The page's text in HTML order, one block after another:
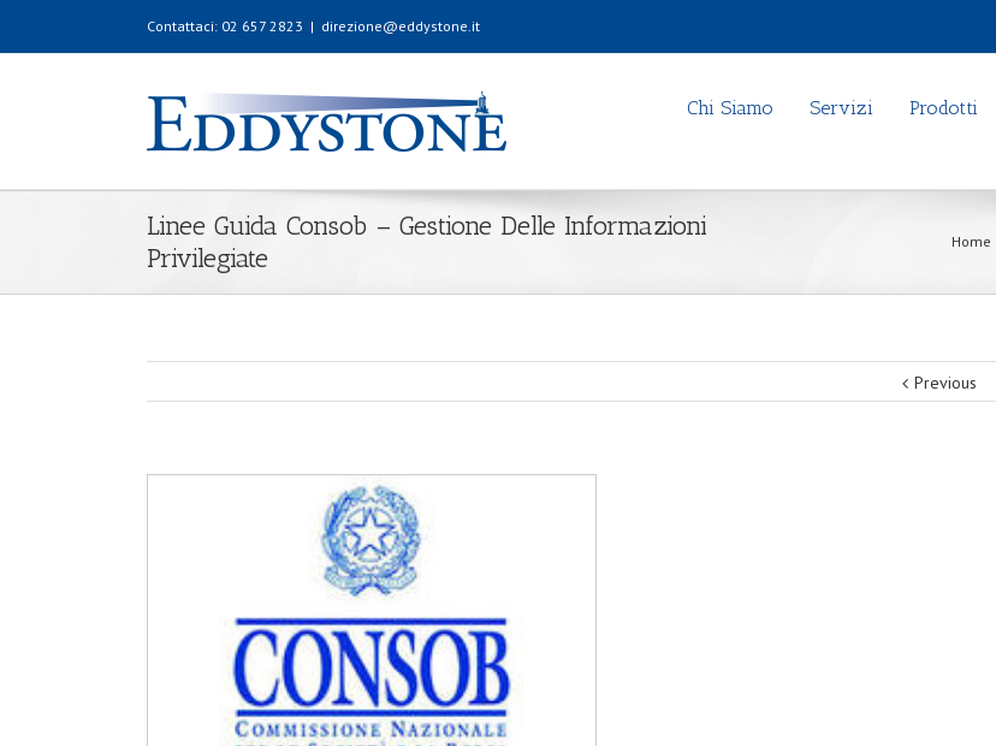
Contattaci: 02 657 2823 | direzione@eddystone.it
Chi Siamo Servizi Prodotti
Linee Guida Consob – Gestione Delle Informazioni
Privilegiate
Home
Previous